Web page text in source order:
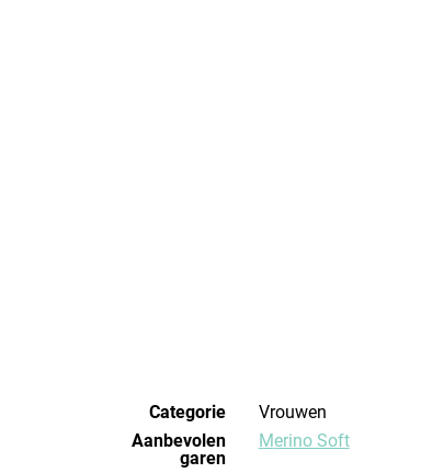
Categorie
Vrouwen
Aanbevolen
garen
Merino Soft